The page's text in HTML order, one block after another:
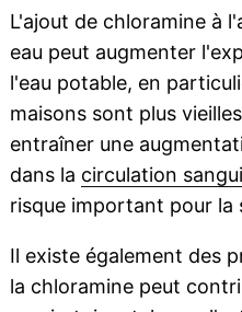
L'ajout de chloramine à
eau peut augmenter
l'eau potable, en
maisons sont plus
entraîner une
dans la circulation
risque important pour la
Il existe également des
la chloramine peut